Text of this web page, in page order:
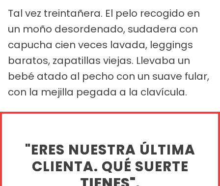
Tal vez treintañera. El pelo recogido en
un moño desordenado, sudadera con
capucha cien veces lavada, leggings
baratos, zapatillas viejas. Llevaba un
bebé atado al pecho con un suave fular,
con la mejilla pegada a la clavícula.
"ERES NUESTRA ÚLTIMA
CLIENTA. QUÉ SUERTE